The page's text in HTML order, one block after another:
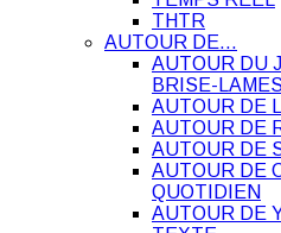
THTR
AUTOUR DE…
AUTOUR DU
BRISE-
AUTOUR DE
AUTOUR DE
AUTOUR DE
AUTOUR DE
QUOTIDIEN
AUTOUR DE